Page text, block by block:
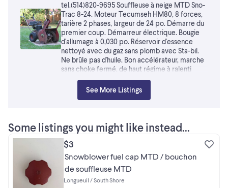
tel.(514)820-9695 Souffleuse à neige MTD Sno-
Trac 8-24. Moteur Tecumseh HM80, 8 forces,
tarière 2 phases, largeur de 24 po. Démarre du
premier coup. Démarreur électrique. Bougie
d'allumage à 0,030 po. Réservoir d'essence
nettoyé avec du gaz sans plomb avec Sta-bil.
Ne brûle pas d'huile. Bon accélérateur, marche
sans choke fermé, de haut régime à ralenti
faible. Bon clutch, disque de friction, avant et
arrière. Peinture originale. Pneus gonflés. POUR
TÉLÉPHONE NE REÇOIT PAS DE TEXTOS OU
D'EMAIL. JE PEUX ÊTRE CONTACTÉ PAR
TÉLÉPHONE VOCAL UNIQUEMENT.
See More Listings
Some listings you might like instead...
$3
Snowblower fuel cap MTD / bouchon
de souffleuse MTD
Longueuil / South Shore